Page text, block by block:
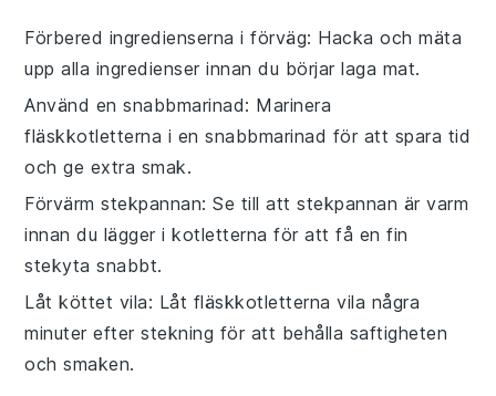
Förbered ingredienserna i förväg: Hacka och mäta
upp alla ingredienser innan du börjar laga mat.
Använd en snabbmarinad: Marinera
fläskkotletterna i en snabbmarinad för att spara tid
och ge extra smak.
Förvärm stekpannan: Se till attstekpannan är varm
innan du lägger i kotletterna för att få en fin
stekyta snabbt.
Låt köttet vila: Låt fläskkotletterna vila några
minuter efter stekning för att behålla saftigheten
och smaken.